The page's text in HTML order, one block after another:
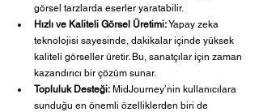
görsel tarzlarda eserler yaratabilir.
Hızlı ve Kaliteli Görsel Üretimi: Yapay zeka
teknolojisi sayesinde, dakikalar içinde yüksek
kaliteli görseller üretir. Bu, sanatçılar için zaman
kazandırıcı bir çözüm sunar.
Topluluk Desteği: MidJourney’nin kullanıcılara
sunduğu en önemli özelliklerden biri de